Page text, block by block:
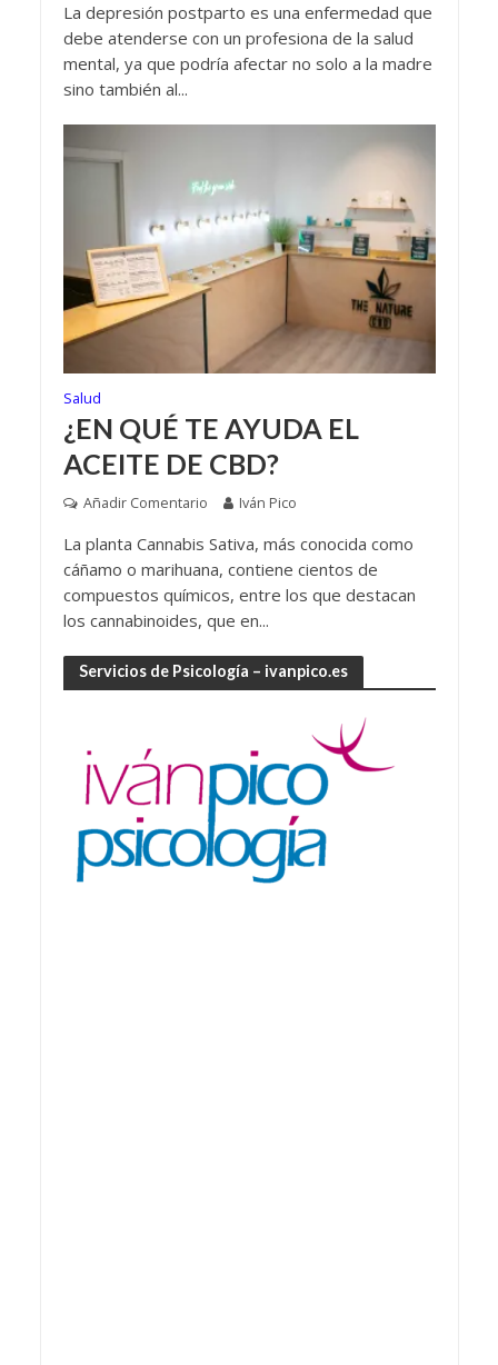
La depresión postparto es una enfermedad que
debe atenderse con un profesiona de la salud
mental, ya que podría afectar no solo a la madre
sino también al...
Salud
¿EN QUÉ TE AYUDA EL
ACEITE DE CBD?
Añadir Comentario Iván Pico
La planta Cannabis Sativa, más conocida como
cáñamo o marihuana, contiene cientos de
compuestos químicos, entre los que destacan
los cannabinoides, que en...
Servicios de Psicología – ivanpico.es